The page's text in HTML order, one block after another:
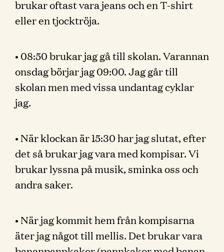
brukar oftast vara jeans och en T-shirt
eller en tjocktröja.
• 08:50 brukar jag gå till skolan. Varannan
onsdag börjar jag 09:00. Jag går till
skolan men med vissa undantag cyklar
jag.
• När klockan är 15:30 har jag slutat, efter
det så brukar jag vara med kompisar. Vi
brukar lyssna på musik, sminka oss och
andra saker.
• När jag kommit hem från kompisarna
äter jag något till mellis. Det brukar vara